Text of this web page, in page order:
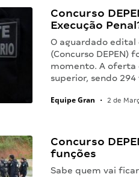
Concurso
Execução
O aguardado edital
(Concurso DEPEN)
momento. A oferta
superior, sendo
Equipe Gran • 2 de
Concurso
funções
Sabe quem vai